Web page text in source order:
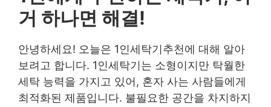
거 하나면 해결!
안녕하세요! 오늘은 1인세탁기추천에 대해 알아
보려고 합니다. 1인세탁기는 소형이지만 탁월한
세탁 능력을 가지고 있어, 혼자 사는 사람들에게
최적화된 제품입니다. 불필요한 공간을 차지하지